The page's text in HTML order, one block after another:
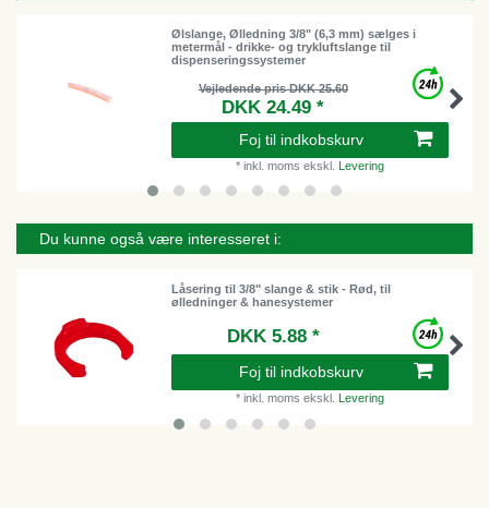
Ølslange, Ølledning 3/8" (6,3 mm) sælges i
metermål - drikke- og trykluftslange til
dispenseringssystemer
Vejledende pris DKK 25.60
DKK 24.49 *
Foj til indkobskurv
* inkl. moms ekskl. Levering
Du kunne også være interesseret i:
Låsering til 3/8" slange & stik - Rød, til
ølledninger & hanesystemer
DKK 5.88 *
Foj til indkobskurv
* inkl. moms ekskl. Levering